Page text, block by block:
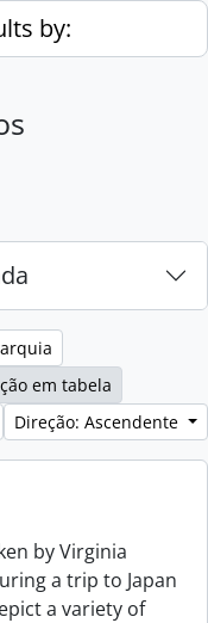
by:
em tabela
Direção: Ascendente
by Virginia
a trip to Japan
a variety of